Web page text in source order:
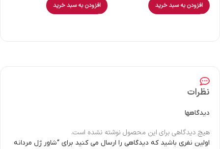
افزودن به سبد خرید افزودن به سبد خرید
نظرات
دیدگاهها
هیچ دیدگاهی برای این محصول نوشته نشده است.
اولین نفری باشید که دیدگاهی را ارسال می کنید برای “شاور ژل مردانه